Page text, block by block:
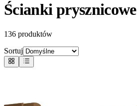
Ścianki prysznicowe
136 produktów
Sortuj